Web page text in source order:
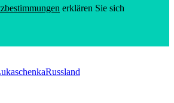
erklären Sie sich
Russland